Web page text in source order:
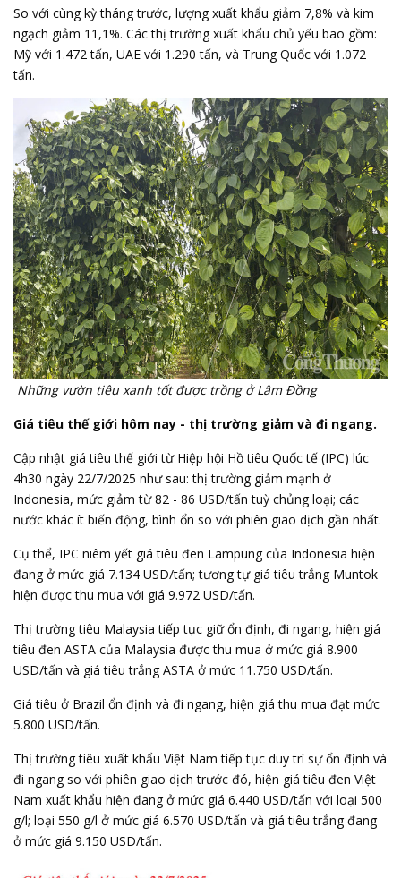
So với cùng kỳ tháng trước, lượng xuất khẩu giảm 7,8% và kim
ngạch giảm 11,1%. Các thị trường xuất khẩu chủ yếu bao gồm:
Mỹ với 1.472 tấn, UAE với 1.290 tấn, và Trung Quốc với 1.072
tấn.
Những vườn tiêu xanh tốt được trồng ở Lâm Đồng
Giá tiêu thế giới hôm nay - thị trường giảm và đi ngang.
Cập nhật giá tiêu thế giới từ Hiệp hội Hồ tiêu Quốc tế (IPC) lúc
4h30 ngày 22/7/2025 như sau: thị trường giảm mạnh ở
Indonesia, mức giảm từ 82 - 86 USD/tấn tuỳ chủng loại; các
nước khác ít biến động, bình ổn so với phiên giao dịch gần nhất.
Cụ thể, IPC niêm yết giá tiêu đen Lampung của Indonesia hiện
đang ở mức giá 7.134 USD/tấn; tương tự giá tiêu trắng Muntok
hiện được thu mua với giá 9.972 USD/tấn.
Thị trường tiêu Malaysia tiếp tục giữ ổn định, đi ngang, hiện giá
tiêu đen ASTA của Malaysia được thu mua ở mức giá 8.900
USD/tấn và giá tiêu trắng ASTA ở mức 11.750 USD/tấn.
Giá tiêu ở Brazil ổn định và đi ngang, hiện giá thu mua đạt mức
5.800 USD/tấn.
Thị trường tiêu xuất khẩu Việt Nam tiếp tục duy trì sự ổn định và
đi ngang so với phiên giao dịch trước đó, hiện giá tiêu đen Việt
Nam xuất khẩu hiện đang ở mức giá 6.440 USD/tấn với loại 500
g/l; loại 550 g/l ở mức giá 6.570 USD/tấn và giá tiêu trắng đang
ở mức giá 9.150 USD/tấn.